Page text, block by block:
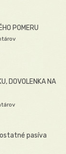
POMERU
DOVOLENKA NA
pasíva